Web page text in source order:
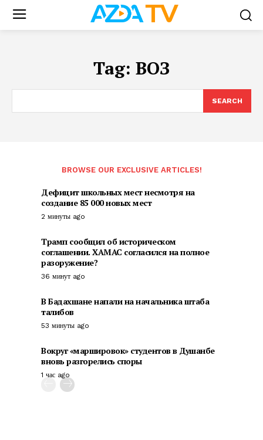
Tag: ВОЗ
SEARCH
BROWSE OUR EXCLUSIVE ARTICLES!
Дефицит школьных мест несмотря на
создание 85 000 новых мест
2 минуты ago
Трамп сообщил об историческом
соглашении. ХАМАС согласился на полное
разоружение?
36 минут ago
В Бадахшане напали на начальника штаба
талибов
53 минуты ago
Вокруг «маршировок» студентов в Душанбе
вновь разгорелись споры
1 час ago